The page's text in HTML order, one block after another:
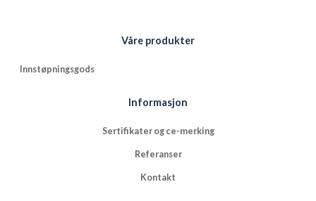
Våre produkter
Innstøpningsgods
Informasjon
Sertifikater og ce-merking
Referanser
Kontakt